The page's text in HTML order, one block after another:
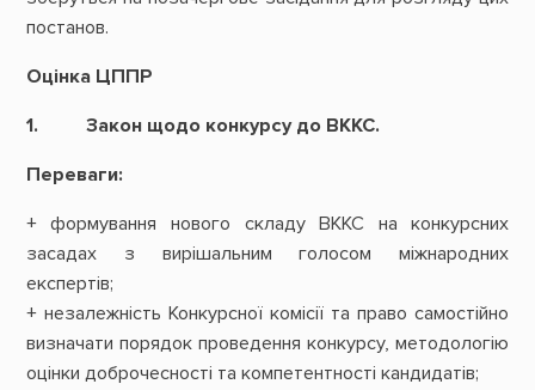
постанов.
Оцінка ЦППР
1. Закон щодо конкурсу до ВККС.
Переваги:
+ формування нового складу ВККС на конкурсних
засадах з вирішальним голосом міжнародних
експертів;
+ незалежність Конкурсної комісії та право самостійно
визначати порядок проведення конкурсу, методологію
оцінки доброчесності та компетентності кандидатів;